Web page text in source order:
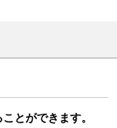
とができます。